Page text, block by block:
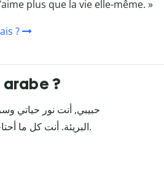
plus que la vie elle-même. »
?
arabe ?
حبيبي, أنت نور حياتي
البريئة. أنت كل ما أحتاجه في هذه الدنيا، أنت كل ما أريده. أحبك أكثر من الحياة نفسها.